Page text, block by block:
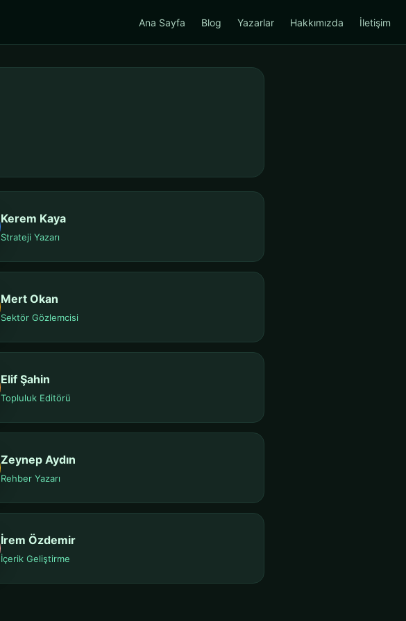
Ana Sayfa Blog Yazarlar Hakkımızda İletişim
Kerem Kaya
Strateji Yazarı
Mert Okan
Sektör Gözlemcisi
Elif Şahin
Topluluk Editörü
Zeynep Aydın
Rehber Yazarı
İrem Özdemir
İçerik Geliştirme